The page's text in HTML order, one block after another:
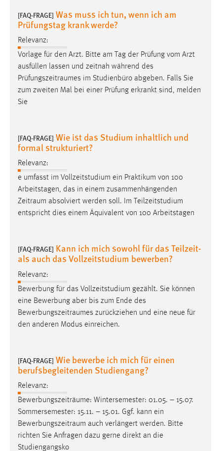
[FAQ-FRAGE] Was muss ich tun, wenn ich am
Prüfungstag krank werde?
Relevanz:
Vorlage für den Arzt. Bitte am Tag der Prüfung vom Arzt
ausfüllen lassen und zeitnah während des
Prüfungszeitraumes im Studienbüro abgeben. Falls Sie
zum zweiten Mal bei einer Prüfung erkrankt sind, melden
Sie
[FAQ-FRAGE] Wie ist das Studium inhaltlich und
formal strukturiert?
Relevanz:
e umfasst im Vollzeitstudium ein Praktikum von 100
Arbeitstagen, das in einem zusammenhängenden
Zeitraum absolviert werden soll. Im Teilzeitstudium
entspricht dies einem Äquivalent von 100 Arbeitstagen
[FAQ-FRAGE] Kann ich mich sowohl für das Teilzeit-
als auch das Vollzeitstudium bewerben?
Relevanz:
Bewerbung für das Vollzeitstudium gezählt. Sie können
eine Bewerbung aber bis zum Ende des
Bewerbungszeitraumes zurückziehen und eine neue für
den anderen Modus einreichen.
[FAQ-FRAGE] Wie bewerbe ich mich für einen
berufsbegleitenden Studiengang?
Relevanz:
Bewerbungszeiträume: Wintersemester: 01.05. – 15.07.
Sommersemester: 15.11. – 15.01. Ggf. kann ein
Bewerbungszeitraum auch verlängert werden. Bitte
richten Sie Anfragen dazu gerne direkt an die
Studiengangsko
Conversion-Tracking
Cookie Laufzeit:
3 Monate
Facebook Pixel
Name:
Zweck:
Cookie Laufzeit:
3 Monate
Plattformen anzeigen zu können, werden von diesen
externen Medien Cookies gesetzt.
YouTube
Vimeo